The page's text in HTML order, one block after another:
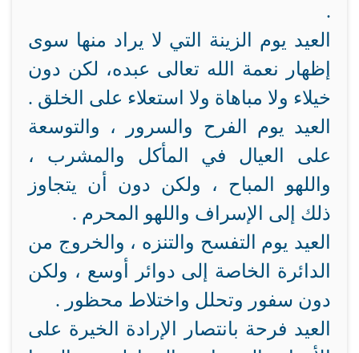
.
العيد يوم الزينة التي لا يراد منها سوى
إظهار نعمة الله تعالى عبده، لكن دون
خيلاء ولا مباهاة ولا استعلاء على الخلق .
العيد يوم الفرح والسرور ، والتوسعة
على العيال في المأكل والمشرب ،
واللهو المباح ، ولكن دون أن يتجاوز
ذلك إلى الإسراف واللهو المحرم .
العيد يوم التفسح والتنزه ، والخروج من
الدائرة الخاصة إلى دوائر أوسع ، ولكن
دون سفور وتحلل واختلاط محظور .
العيد فرحة بانتصار الإرادة الخيرة على